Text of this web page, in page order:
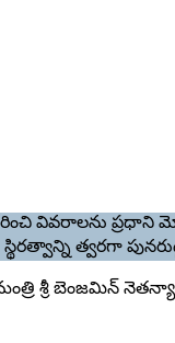
వివరాలను ప్రధాని
త్వరగా
మంత్రి శ్రీ బెంజమిన్